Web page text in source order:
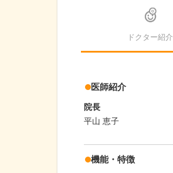
ドクター紹介
医師紹介
院長
平山 恵子
機能・特徴